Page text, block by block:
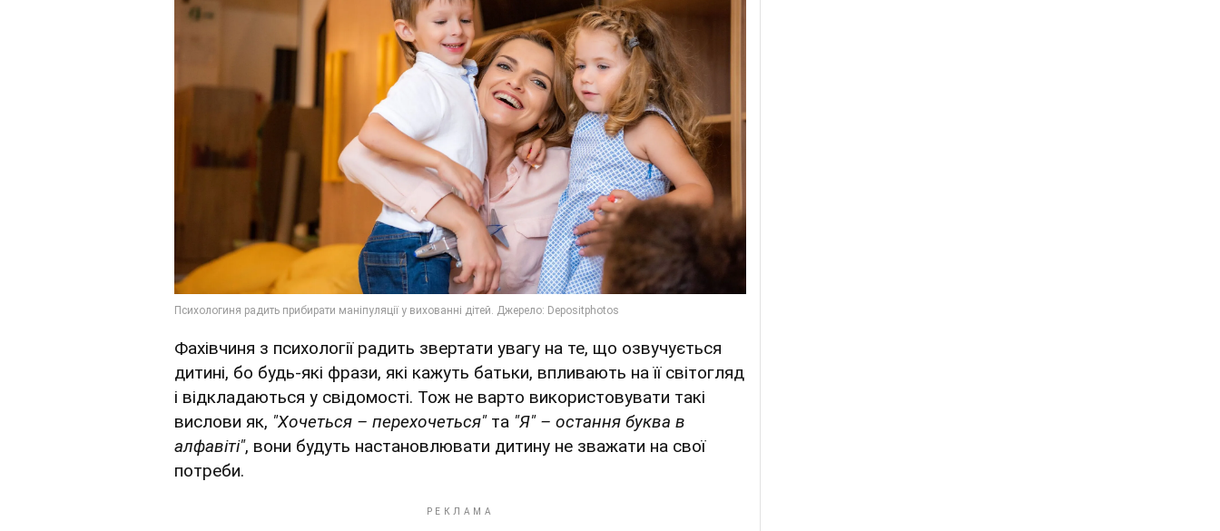
Фахівчиня з психології радить звертати увагу на те, що озвучується
дитині, бо будь-які фрази, які кажуть батьки, впливають на її світогляд
і відкладаються у свідомості. Тож не варто використовувати такі
вислови як, "Хочеться – перехочеться"та "Я" – остання буква в
алфавіті", вони будуть настановлювати дитину не зважати на свої
потреби.